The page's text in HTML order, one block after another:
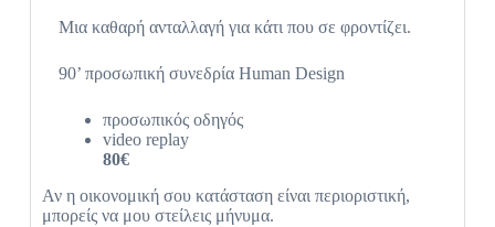
Μια καθαρή ανταλλαγή για κάτι που σε φροντίζει.
90’ προσωπική συνεδρία Human Design
προσωπικός οδηγός
video replay
80€
Αν η οικονομική σου κατάσταση είναι περιοριστική,
μπορείς να μου στείλεις μήνυμα.